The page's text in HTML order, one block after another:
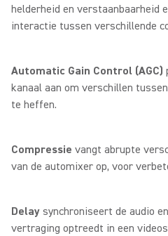
helderheid en verstaanbaarheid
interactie tussen verschillende
Automatic Gain Control (AGC)
kanaal aan om verschillen
te heffen.
Compressie vangt abrupte
van de automixer op, voor
Delay synchroniseert de audio
vertraging optreedt in een